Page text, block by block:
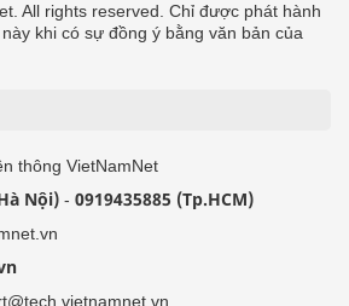
All rights reserved. Chỉ được phát hành
khi có sự đồng ý bằng văn bản của
thông VietNamNet
Nội) - 0919435885 (Tp.HCM)